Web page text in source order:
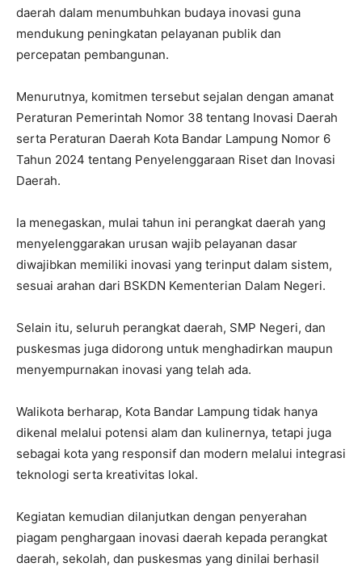
daerah dalam menumbuhkan budaya inovasi guna
mendukung peningkatan pelayanan publik dan
percepatan pembangunan.
Menurutnya, komitmen tersebut sejalan dengan amanat
Peraturan Pemerintah Nomor 38 tentang Inovasi Daerah
serta Peraturan Daerah Kota Bandar Lampung Nomor 6
Tahun 2024 tentang Penyelenggaraan Riset dan Inovasi
Daerah.
Ia menegaskan, mulai tahun ini perangkat daerah yang
menyelenggarakan urusan wajib pelayanan dasar
diwajibkan memiliki inovasi yang terinput dalam sistem,
sesuai arahan dari BSKDN Kementerian Dalam Negeri.
Selain itu, seluruh perangkat daerah, SMP Negeri, dan
puskesmas juga didorong untuk menghadirkan maupun
menyempurnakan inovasi yang telah ada.
Walikota berharap, Kota Bandar Lampung tidak hanya
dikenal melalui potensi alam dan kulinernya, tetapi juga
sebagai kota yang responsif dan modern melalui integrasi
teknologi serta kreativitas lokal.
Kegiatan kemudian dilanjutkan dengan penyerahan
piagam penghargaan inovasi daerah kepada perangkat
daerah, sekolah, dan puskesmas yang dinilai berhasil